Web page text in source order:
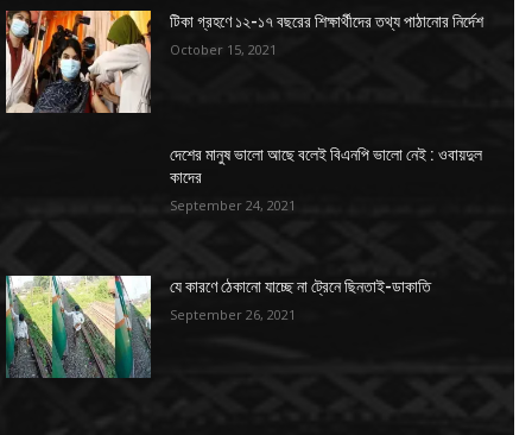
টিকা গ্রহণে ১২-১৭ বছরের শিক্ষার্থীদের তথ্য পাঠানোর নির্দেশ
October 15, 2021
দেশের মানুষ ভালো আছে বলেই বিএনপি ভালো নেই : ওবায়দুল
কাদের
September 24, 2021
যে কারণে ঠেকানো যাচ্ছে না ট্রেনে ছিনতাই-ডাকাতি
September 26, 2021